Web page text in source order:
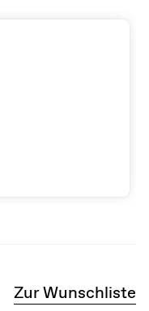
Zur Wunschliste